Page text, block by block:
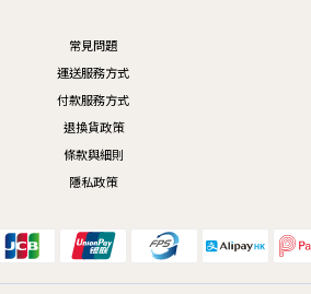
常見問題
運送服務方式
付款服務方式
退換貨政策
條款與細則
隱私政策